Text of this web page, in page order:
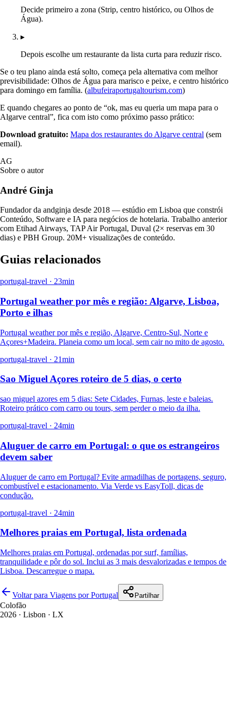
Decide primeiro a zona (Strip, centro histórico, ou Olhos de
Água).
▸
Depois escolhe um restaurante da lista curta para reduzir risco.
Se o teu plano ainda está solto, começa pela alternativa com melhor
previsibilidade: Olhos de Água para marisco e peixe, e centro histórico
para domingo em família. (albufeiraportugaltourism.com)
E quando chegares ao ponto de “ok, mas eu queria um mapa para o
Algarve central”, fica com isto como próximo passo prático:
Download gratuito: Mapa dos restaurantes do Algarve central (sem
email).
AG
Sobre o autor
André Ginja
Fundador da andginja desde 2018 — estúdio em Lisboa que constrói
Conteúdo, Software e IA para negócios de hotelaria. Trabalho anterior
com Etihad Airways, TAP Air Portugal, Duval (2× reservas em 30
dias) e PBH Group. 20M+ visualizações de conteúdo.
Guias relacionados
portugal-travel · 23min
Portugal weather por mês e região: Algarve, Lisboa,
Porto e ilhas
Portugal weather por mês e região, Algarve, Centro-Sul, Norte e
Açores+Madeira. Planeia como um local, sem cair no mito de agosto.
portugal-travel · 21min
Sao Miguel Açores roteiro de 5 dias, o certo
sao miguel azores em 5 dias: Sete Cidades, Furnas, leste e baleias.
Roteiro prático com carro ou tours, sem perder o meio da ilha.
portugal-travel · 24min
Aluguer de carro em Portugal: o que os estrangeiros
devem saber
Aluguer de carro em Portugal? Evite armadilhas de portagens, seguro,
combustível e estacionamento. Via Verde vs EasyToll, dicas de
condução.
portugal-travel · 24min
Melhores praias em Portugal, lista ordenada
Melhores praias em Portugal, ordenadas por surf, famílias,
tranquilidade e pôr do sol. Inclui as 3 mais desvalorizadas e tempos de
Lisboa. Descarregue o mapa.
Voltar para Viagens por Portugal Partilhar
Colofão
2026 · Lisbon · LX